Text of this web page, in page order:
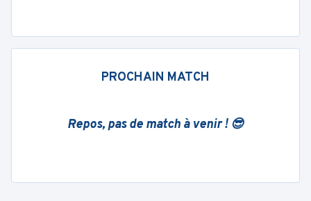
PROCHAIN MATCH
Repos, pas de match à venir ! 😎